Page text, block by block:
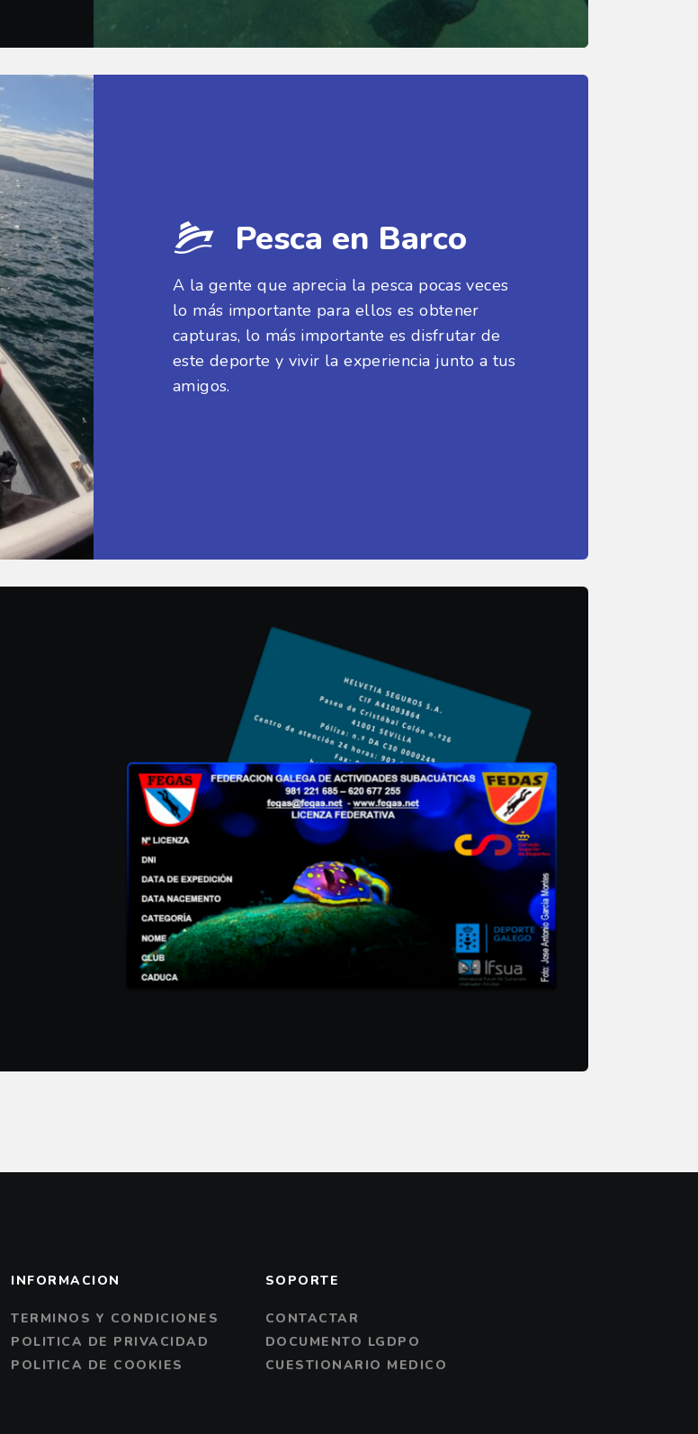
Pesca en Barco
A la gente que aprecia la pesca pocas veces
lo más importante para ellos es obtener
capturas, lo más importante es disfrutar de
este deporte y vivir la experiencia junto a tus
amigos.
INFORMACION
TERMINOS Y CONDICIONES
POLITICA DE PRIVACIDAD
POLITICA DE COOKIES
SOPORTE
CONTACTAR
DOCUMENTO LGDPO
CUESTIONARIO MEDICO